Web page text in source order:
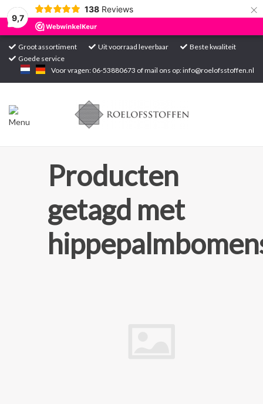
9,7
138 Reviews ×
Groot assortiment Uit voorraad leverbaar
Beste kwaliteit
Goede service
Voor vragen: 06-53880673 of mail ons op:info@roelofsstoffen.nl
Home
Producten
getagd met